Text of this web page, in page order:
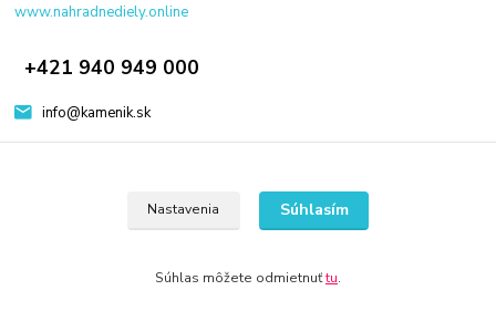
www.nahradnediely.online
+421 940 949 000
info@kamenik.sk
© 2024 Všetky práva vyhradené KAMENIK.SK
Nastavenia Súhlasím
Súhlas môžete odmietnuťtu.